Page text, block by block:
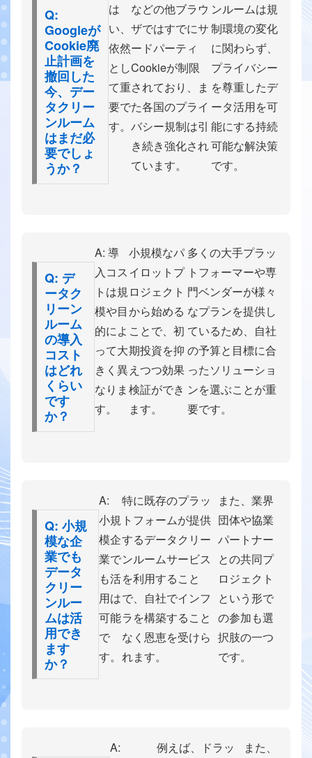
Q:
Googleが
Cookie廃
止計画を
撤回した
今、デー
タクリー
ンルーム
はまだ必
要でしょ
うか？
は
い、
依然
とし
て重
要で
す。
などの他ブラウ
ザではすでにサ
ードパーティ
Cookieが制限
されており、ま
た各国のプライ
バシー規制は引
き続き強化され
ています。
ンルームは規
制環境の変化
に関わらず、
プライバシー
を尊重したデ
ータ活用を可
能にする持続
可能な解決策
です。
Q: デ
ータク
リーン
ルーム
の導入
コスト
はどれ
くらい
です
か？
A: 導
入コス
トは規
模や目
的によ
って大
きく異
なりま
す。
小規模なパ
イロットプ
ロジェクト
から始める
ことで、初
期投資を抑
えつつ効果
検証ができ
ます。
多くの大手プラッ
トフォーマーや専
門ベンダーが様々
なプランを提供し
ているため、自社
の予算と目標に合
ったソリューショ
ンを選ぶことが重
要です。
Q: 小規
模な企
業でも
データ
クリー
ンルー
ムは活
用でき
ます
か？
A:
小規
模企
業で
も活
用は
可能
で
す。
特に既存のプラッ
トフォームが提供
するデータクリー
ンルームサービス
を利用すること
で、自社でインフ
ラを構築すること
なく恩恵を受けら
れます。
また、業界
団体や協業
パートナー
との共同プ
ロジェクト
という形で
の参加も選
択肢の一つ
です。
A:
例えば、ドラッ
また、